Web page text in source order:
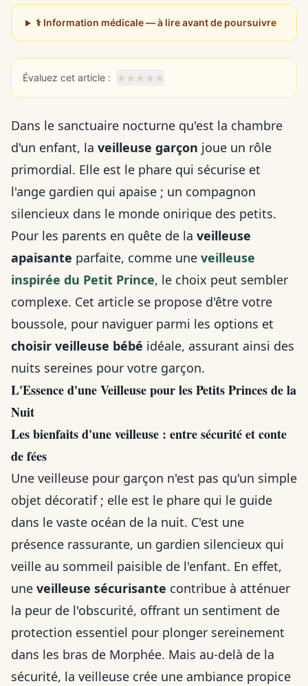
⚕️ Information médicale — à lire avant de poursuivre
Évaluez cet article : ★★★★★
Dans le sanctuaire nocturne qu'est la chambre
d'un enfant, la veilleuse garçon joue un rôle
primordial. Elle est le phare qui sécurise et
l'ange gardien qui apaise ; un compagnon
silencieux dans le monde onirique des petits.
Pour les parents en quête de la veilleuse
apaisante parfaite, comme une veilleuse
inspirée du Petit Prince, le choix peut sembler
complexe. Cet article se propose d'être votre
boussole, pour naviguer parmi les options et
choisir veilleuse bébé idéale, assurant ainsi des
nuits sereines pour votre garçon.
L'Essence d'une Veilleuse pour les Petits Princes de la
Nuit
Les bienfaits d'une veilleuse : entre sécurité et conte
de fées
Une veilleuse pour garçon n'est pas qu'un simple
objet décoratif ; elle est le phare qui le guide
dans le vaste océan de la nuit. C'est une
présence rassurante, un gardien silencieux qui
veille au sommeil paisible de l'enfant. En effet,
une veilleuse sécurisante contribue à atténuer
la peur de l'obscurité, offrant un sentiment de
protection essentiel pour plonger sereinement
dans les bras de Morphée. Mais au-delà de la
sécurité, la veilleuse crée une ambiance propice